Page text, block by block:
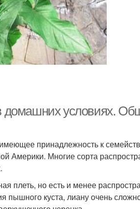
домашних условиях.
принадлежность к
Америки. Многие сорта
плеть, но есть и менее
пышного куста, лиану очень